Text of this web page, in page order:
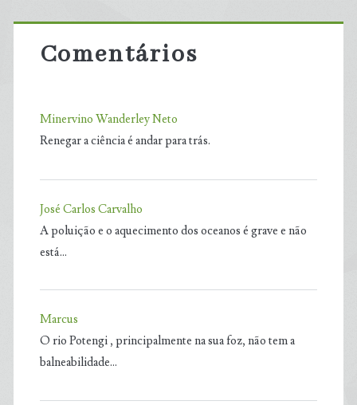
Comentários
Minervino Wanderley Neto
Renegar a ciência é andar para trás.
José Carlos Carvalho
A poluição e o aquecimento dos oceanos é grave e não
está…
Marcus
O rio Potengi , principalmente na sua foz, não tem a
balneabilidade…